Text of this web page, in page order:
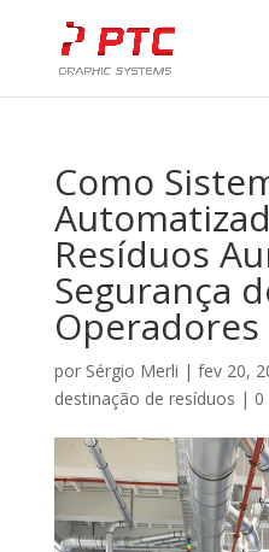
Como
Resíduos
Segurança
Operadores
por Sérgio Merli | fev 20,
destinação de resíduos |